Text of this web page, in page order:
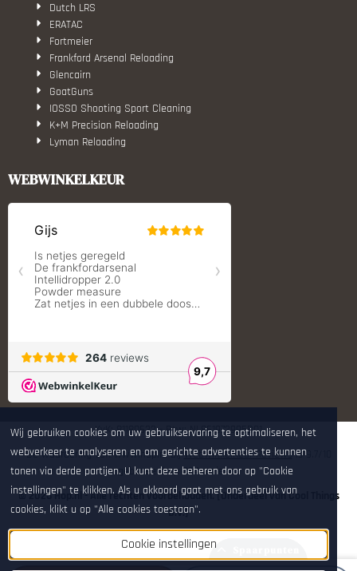
Dutch LRS
ERATAC
Fortmeier
Frankford Arsenal Reloading
Glencairn
GoatGuns
IOSSO Shooting Sport Cleaning
K+M Precision Reloading
Lyman Reloading
Monstrum Tactical
S.T. Dupont
Shooters Global
Shooting Technology - Reloading
SleipnerX Bipods
SuperTrickler
Tier One Bipods
True Flite
Ugly Reloading - Derraco Enginee
Vortex Optics
Zippo
WEBWINKELKEUR
KvK: 81180632 - Btw: NL861972995B01
De waardering van www.hop.nl bijWebwinkelKeur Reviewsis 9.7/10
gebaseerd op 264 reviews.
© 2026 Hop.nl - Alle rechten voorbehouden. [Onderdeel van Cool Things
B.V.]
Wij gebruiken cookies om uw gebruikservaring te optimaliseren, het
webverkeer te analyseren en om gerichte advertenties te kunnen
tonen via derde partijen. U kunt deze beheren door op "Cookie
instellingen" te klikken. Als u akkoord gaat met ons gebruik van
cookies, klikt u op "Alle cookies toestaan".
Cookie instellingen